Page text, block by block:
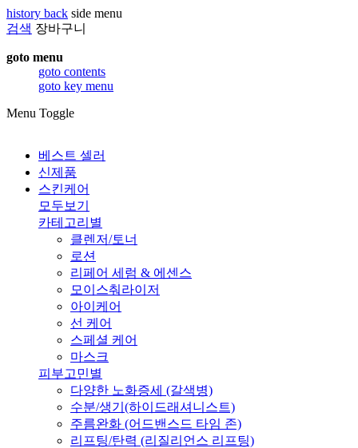
history back side menu
검색 장바구니
goto menu
goto contents
goto key menu
Menu Toggle
베스트 셀러
신제품
스킨케어
모두보기
카테고리별
클렌저/토너
로션
리페어 세럼 & 에센스
모이스춰라이저
아이케어
선 케어
스페셜 케어
마스크
피부고민별
다양한 노화증세 (갈색병)
수분/생기(하이드래셔니스트)
주름완화 (어드밴스드 타임 존)
리프팅/탄력 (리질리언스 리프팅)